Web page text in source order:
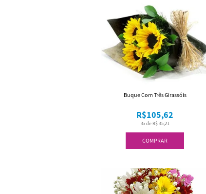
COMPRAR
3x de R$ 35,21
R$105,62
Buque Com Três Girassóis